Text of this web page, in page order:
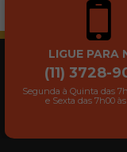
LIGUE PARA
(11) 3728-
Segunda à Quinta das
e Sexta das 7h00